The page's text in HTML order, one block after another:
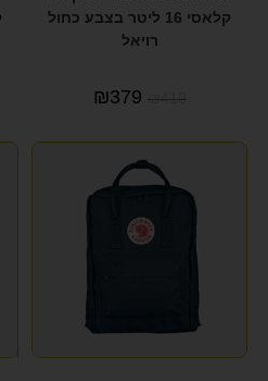
קלאסי 16 ליטר בצבע כחול
רויאל
₪419
₪379